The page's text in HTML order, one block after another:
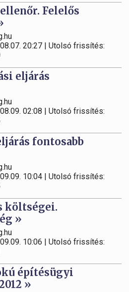
Felelős
20:27 | Utolsó frissítés:
eljárás
02:08 | Utolsó frissítés:
fontosabb
10:04 | Utolsó frissítés:
költségei.
»
10:06 | Utolsó frissítés:
építésügyi
»